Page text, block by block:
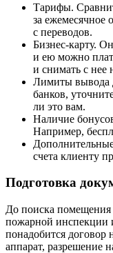
Тарифы.
за ежемесячное
с переводов.
Бизнес-карту.
и ею можно
и снимать с нее
Лимиты вывода
банков,
ли это вам.
Наличие
Например,
счета клиенту
Подготовка
До поиска помещения
пожарной инспекции
понадобится
аппарат, разрешение